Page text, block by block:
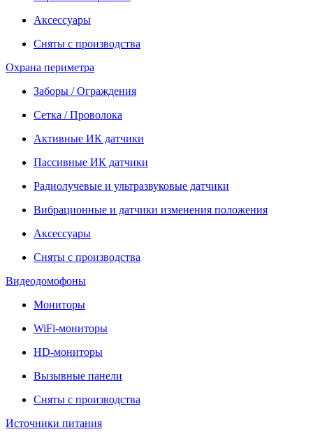
Аксессуары
Сняты с производства
Охрана периметра
Заборы / Ограждения
Сетка / Проволока
Активные ИК датчики
Пассивные ИК датчики
Радиолучевые и ультразвуковые датчики
Вибрационные и датчики изменения положения
Аксессуары
Сняты с производства
Видеодомофоны
Мониторы
WiFi-мониторы
HD-мониторы
Вызывные панели
Сняты с производства
Источники питания